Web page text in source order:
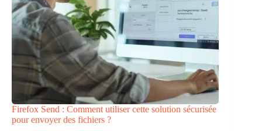
Firefox Send : Comment utiliser cette solution sécurisée
pour envoyer des fichiers ?